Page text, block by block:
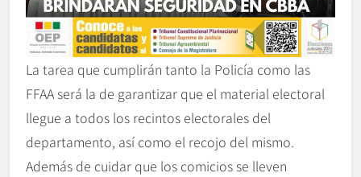
La tarea que cumplirán tanto la Policía como las
FFAA será la de garantizar que el material electoral
llegue a todos los recintos electorales del
departamento, así como el recojo del mismo.
Además de cuidar que los comicios se lleven